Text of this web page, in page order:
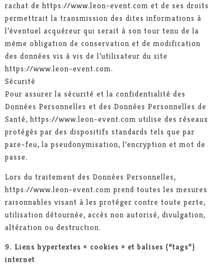
rachat de https://www.leon-event.com et de ses droits
permettrait la transmission des dites informations à
l’éventuel acquéreur qui serait à son tour tenu de la
même obligation de conservation et de modification
des données vis à vis de l’utilisateur du site
https://www.leon-event.com.
Sécurité
Pour assurer la sécurité et la confidentialité des
Données Personnelles et des Données Personnelles de
Santé, https://www.leon-event.com utilise des réseaux
protégés par des dispositifs standards tels que par
pare-feu, la pseudonymisation, l’encryption et mot de
passe.
Lors du traitement des Données Personnelles,
https://www.leon-event.com prend toutes les mesures
raisonnables visant à les protéger contre toute perte,
utilisation détournée, accès non autorisé, divulgation,
altération ou destruction.
9. Liens hypertextes « cookies » et balises (“tags”)
internet